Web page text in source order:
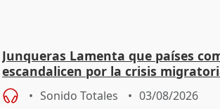
Junqueras Lamenta que países
escandalicen por la crisis
Sonido Totales 03/08/2026